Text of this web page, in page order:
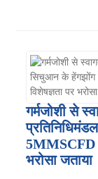
गर्मजोशी से
5MMSCFD
भरोसा जताया